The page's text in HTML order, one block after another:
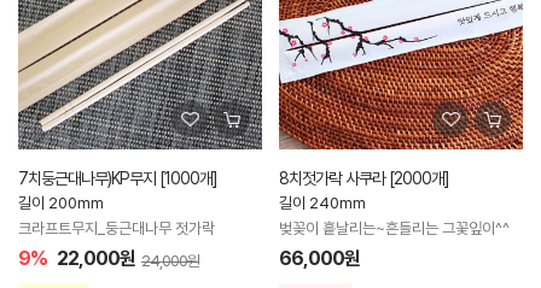
7치둥근대나무)KP무지 [1000개]
길이 200mm
크라프트무지_둥근대나무 젓가락
9% 22,000원 24,000원
8치젓가락 사쿠라 [2000개]
길이 240mm
벚꽂이 흩날리는~흔들리는 그꽃잎이^^
66,000원